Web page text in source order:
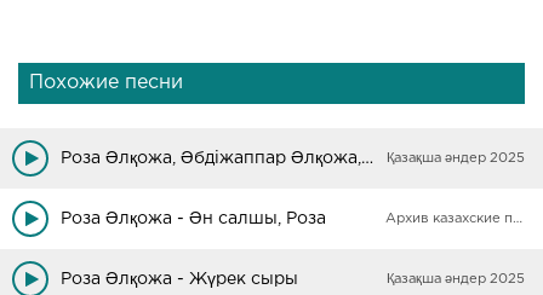
Похожие песни
Роза Әлқожа, Әбдіжаппар Әлқожа, Бейбарыс Қаба - Қазақтың даласы Қазақша әндер 2025
Роза Әлқожа - Ән салшы, Роза Архив казахские песни
Роза Әлқожа - Жүрек сыры Қазақша әндер 2025